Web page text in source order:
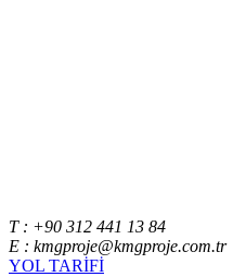
T : +90 312 441 13 84
E : kmgproje@kmgproje.com.tr
YOL TARİFİ